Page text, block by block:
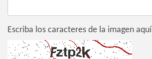
Escriba los caracteres de la imagen aquí